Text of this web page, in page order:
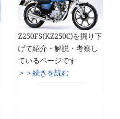
Z250FS(KZ250C)を掘り下
げて紹介・解説・考察し
ているページです
＞＞続きを読む